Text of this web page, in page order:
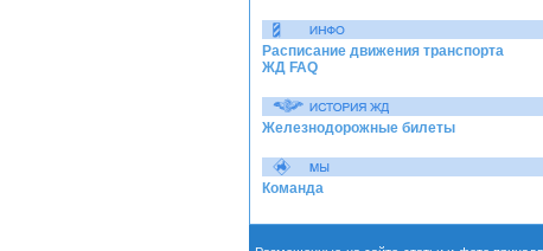
Расписание движения транспорта
ЖД FAQ
Железнодорожные билеты
Команда